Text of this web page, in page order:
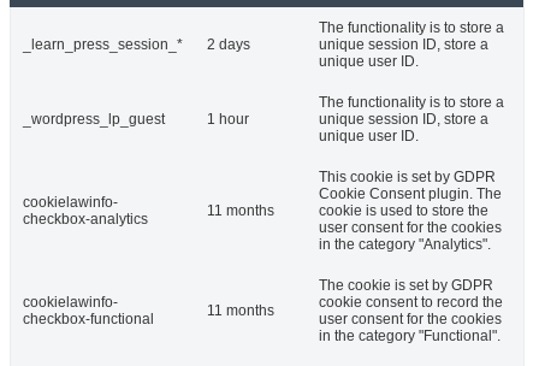
_learn_press_session_* 2 days
The functionality is to store a
unique session ID, store a
unique user ID.
_wordpress_lp_guest 1 hour
The functionality is to store a
unique session ID, store a
unique user ID.
cookielawinfo-
checkbox-analytics
11 months
This cookie is set by GDPR
Cookie Consent plugin. The
cookie is used to store the
user consent for the cookies
in the category "Analytics".
cookielawinfo-
checkbox-functional
11 months
The cookie is set by GDPR
cookie consent to record the
user consent for the cookies
in the category "Functional".